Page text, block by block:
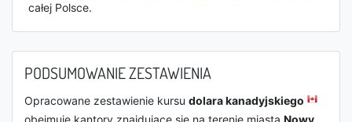
całej Polsce.
PODSUMOWANIE ZESTAWIENIA
Opracowane zestawienie kursu dolara kanadyjskiego
obejmuje kantory znajdujące się na terenie miasta Nowy